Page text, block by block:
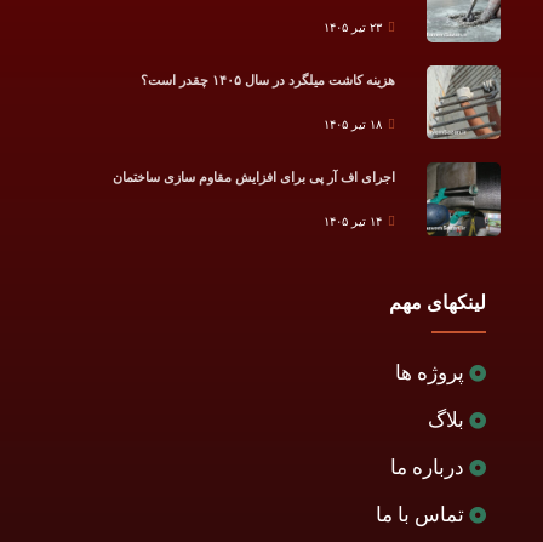
۲۳ تیر ۱۴۰۵
هزینه کاشت میلگرد در سال ۱۴۰۵ چقدر است؟
۱۸ تیر ۱۴۰۵
اجرای اف آر پی برای افزایش مقاوم سازی ساختمان
۱۴ تیر ۱۴۰۵
لینکهای مهم
پروژه ها
بلاگ
درباره ما
تماس با ما